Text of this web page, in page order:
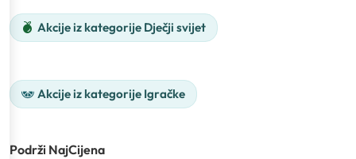
Akcije iz kategorije Dječji svijet
Akcije iz kategorije Igračke
Podrži NajCijena